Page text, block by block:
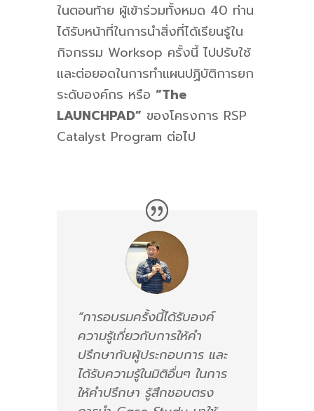
ในตอนท้าย ผู้เข้าร่วมทั้งหมด 40 ท่าน
ได้รับหน้าที่ในการนำสิ่งที่ได้เรียนรู้ใน
กิจกรรม Worksop ครั้งนี้ ไปปรับใช้
และต่อยอดในการทำแผนปฏิบัติการยก
ระดับองค์กร หรือ “The
LAUNCHPAD” ของโครงการ RSP
Catalyst Program ต่อไป
“การอบรมครั้งนี้ได้รับองค์
ความรู้เกี่ยวกับการให้คำ
ปรึกษากับผู้ประกอบการ และ
ได้รับความรู้ในมิติอื่นๆ ในการ
ให้คำปรึกษา รู้สึกชอบตรง